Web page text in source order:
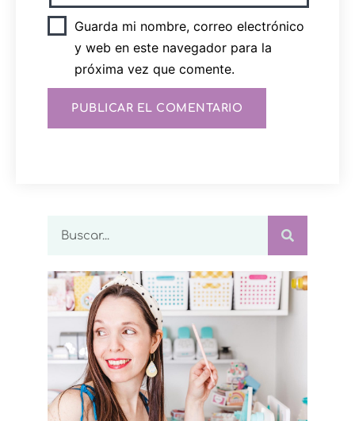
Guarda mi nombre, correo electrónico
y web en este navegador para la
próxima vez que comente.